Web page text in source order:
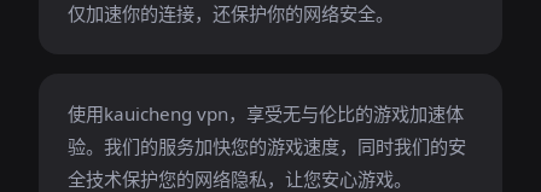
仅加速你的连接，还保护你的网络安全。
使用kauicheng vpn，享受无与伦比的游戏加速体
验。我们的服务加快您的游戏速度，同时我们的安
全技术保护您的网络隐私，让您安心游戏。